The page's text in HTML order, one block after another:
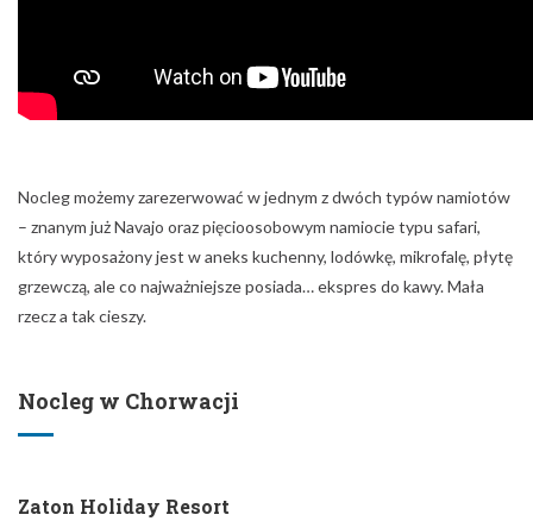
Nocleg możemy zarezerwować w jednym z dwóch typów namiotów
– znanym już Navajo oraz pięcioosobowym namiocie typu safari,
który wyposażony jest w aneks kuchenny, lodówkę, mikrofalę, płytę
grzewczą, ale co najważniejsze posiada… ekspres do kawy. Mała
rzecz a tak cieszy.
Nocleg w Chorwacji
Zaton Holiday Resort